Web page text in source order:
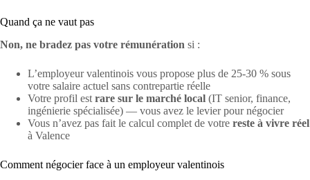
Quand ça ne vaut pas
Non, ne bradez pas votre rémunération si :
L’employeur valentinois vous propose plus de 25-30 % sous
votre salaire actuel sans contrepartie réelle
Votre profil est rare sur le marché local (IT senior, finance,
ingénierie spécialisée) — vous avez le levier pour négocier
Vous n’avez pas fait le calcul complet de votre reste à vivre réel
à Valence
Comment négocier face à un employeur valentinois